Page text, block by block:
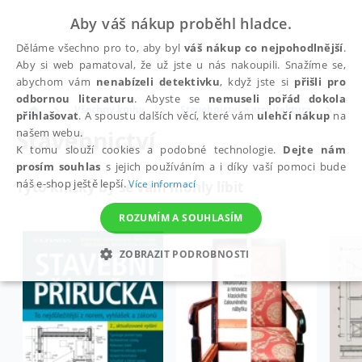
Všechny knihy Stavebnictví a architektura
Stavebnictví
Tyto knížky by se vám mohly líbit
Aby váš nákup proběhl hladce.
Děláme všechno pro to, aby bylváš nákup co nejpohodlnější.
Aby si web pamatoval, že už jste u nás nakoupili. Snažíme se,
abychom vám nenabízeli detektivku, když jste si přišli pro
odbornou literaturu. Abyste se nemuseli pořád dokola
přihlašovat. A spoustu dalších věcí, které vám ulehčí nákup na
našem webu.
K tomu slouží cookies a podobné technologie. Dejte nám
prosím souhlas s jejich používáním a i díky vaší pomoci bude
náš e-shop ještě lepší.Více informací
ROZUMÍM A SOUHLASÍM
ZOBRAZIT PODROBNOSTI
NEZBYTNÉ ANALYTICKÉ MARKETINGOVÉ
FUNKČNÍ NEZAŘAZENÉ SOUBORY